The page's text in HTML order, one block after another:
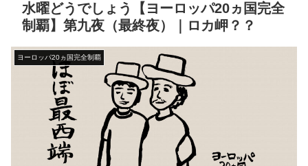
水曜どうでしょう【ヨーロッパ20ヵ国完全
制覇】第九夜（最終夜）｜ロカ岬？？
ヨーロッパ20ヵ国完全制覇